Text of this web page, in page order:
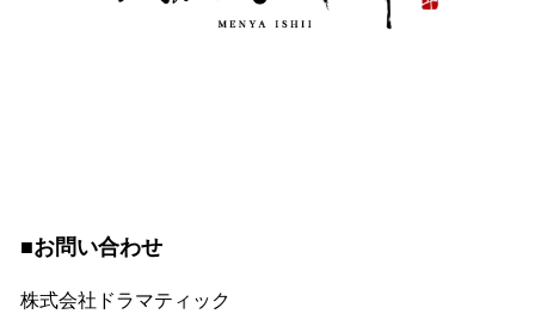
■お問い合わせ
株式会社ドラマティック